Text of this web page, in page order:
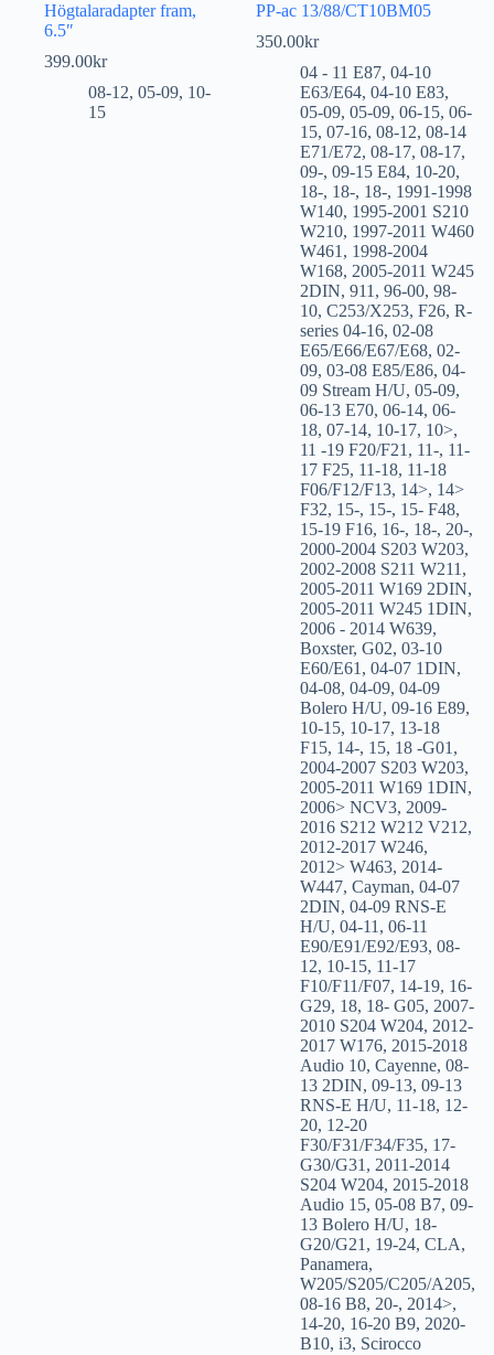
Högtalaradapter fram,
6.5″
399.00kr
08-12, 05-09, 10-
15
PP-ac 13/88/CT10BM05
350.00kr
04 - 11 E87,04-10
E63/E64,04-10 E83,
05-09,05-09,06-15,06-
15,07-16,08-12,08-14
E71/E72,08-17,08-17,
09-,09-15 E84, 10-20,
18-, 18-, 18-, 1991-1998
W140, 1995-2001 S210
W210, 1997-2011 W460
W461 , 1998-2004
W168, 2005-2011 W245
2DIN,911 ,96-00,98-
10,C253/X253,F26,R-
series 04-16,02-08
E65/E66/E67/E68,02-
09,03-08 E85/E86,04-
09 Stream H/U,05-09,
06-13 E70,06-14,06-
18,07-14, 10-17, 10>,
11 -19 F20/F21 , 11-, 11-
17 F25, 11-18, 11-18
F06/F12/F13, 14>, 14>
F32, 15-, 15-, 15- F48,
15-19 F16, 16-, 18-, 20-,
2000-2004 S203 W203,
2002-2008 S211 W211 ,
2005-2011 W169 2DIN,
2005-2011 W245 1DIN,
2006 - 2014 W639,
Boxster,G02,03-10
E60/E61 ,04-07 1DIN,
04-08,04-09,04-09
Bolero H/U,09-16 E89,
10-15, 10-17, 13-18
F15, 14-, 15, 18 -G01 ,
2004-2007 S203 W203,
2005-2011 W169 1DIN,
2006> NCV3, 2009-
2016 S212 W212 V212,
2012-2017 W246,
2012> W463, 2014-
W447,Cayman,04-07
2DIN,04-09 RNS-E
H/U,04-11 ,06-11
E90/E91/E92/E93,08-
12, 10-15, 11-17
F10/F11/F07, 14-19, 16-
G29, 18, 18- G05, 2007-
2010 S204 W204, 2012-
2017 W176, 2015-2018
Audio 10,Cayenne,08-
13 2DIN,09-13,09-13
RNS-E H/U, 11-18, 12-
20, 12-20
F30/F31/F34/F35, 17-
G30/G31 , 2011-2014
S204 W204, 2015-2018
Audio 15,05-08 B7,09-
13 Bolero H/U, 18-
G20/G21 , 19-24,CLA,
Panamera,
W205/S205/C205/A205,
08-16 B8, 20-, 2014>,
14-20, 16-20 B9, 2020-
B10,i3, Scirocco